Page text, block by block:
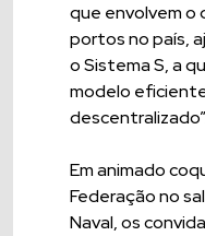
que envolvem o
portos no país,
o Sistema S, a
modelo
Em animado
Federação no
Naval, os